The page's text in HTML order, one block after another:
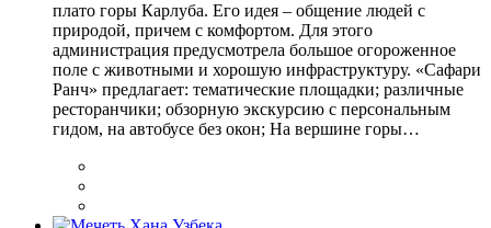
плато горы Карлуба. Его идея – общение людей с
природой, причем с комфортом. Для этого
администрация предусмотрела большое огороженное
поле с животными и хорошую инфраструктуру. «Сафари
Ранч» предлагает: тематические площадки; различные
ресторанчики; обзорную экскурсию с персональным
гидом, на автобусе без окон; На вершине горы…